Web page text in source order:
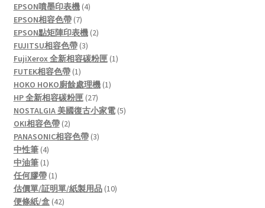
EPSON噴墨印表機 44
EPSON相容色帶 77
products
EPSON點矩陣印表機 22
FUJITSU相容色帶 33
products
FujiXerox 全新相容碳粉匣 11
FUTEK相容色帶 11
product
HOKO HOKO廚餘處理機 11
HP 全新相容碳粉匣 2727
products
NOSTALGIA 美國復古小家電 55
OKI相容色帶 22
products
PANASONIC相容色帶 33
中性筆 44
products
中油筆 11
product
任何膠帶 11
product
估價單/証明單/紙製用品 1010
便條紙/盒 4242